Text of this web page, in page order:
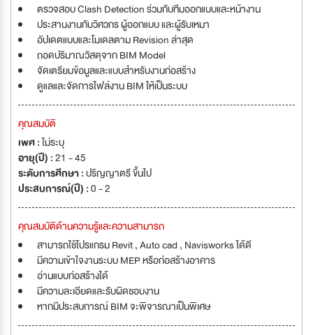
ตรวจสอบ Clash Detection ร่วมกับทีมออกแบบและหน้างาน
ประสานงานกับวิศวกร ผู้ออกแบบ และผู้รับเหมา
อัปเดตแบบและโมเดลตาม Revision ล่าสุด
ถอดปริมาณวัสดุจาก BIM Model
จัดเตรียมข้อมูลและแบบสำหรับงานก่อสร้าง
ดูแลและจัดการไฟล์งาน BIM ให้เป็นระบบ
คุณสมบัติ
เพศ :ไม่ระบุ
อายุ(ปี) :21 - 45
ระดับการศึกษา :ปริญญาตรี ขึ้นไป
ประสบการณ์(ปี) :0 - 2
คุณสมบัติด้านความรู้และความสามารถ
สามารถใช้โปรแกรม Revit , Auto cad , Navisworks ได้ดี
มีความเข้าใจงานระบบ MEP หรือก่อสร้างอาคาร
อ่านแบบก่อสร้างได้
มีความละเอียดและรับผิดชอบงาน
หากมีประสบการณ์ BIM จะพิจารณาเป็นพิเศษ